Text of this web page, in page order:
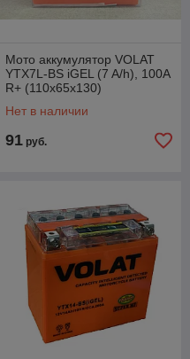
Мото аккумулятор VOLAT
YTX7L-BS iGEL (7 A/h), 100A
R+ (110x65x130)
Нет в наличии
91 руб.